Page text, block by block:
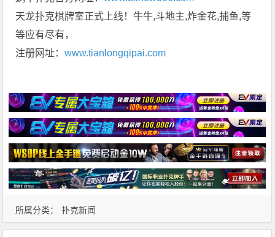
天龙扑克棋牌室正式上线！牛牛,斗地主,炸金花,捕鱼,等
等应有尽有，
注册网址：www.tianlongqipai.com
所属分类： 扑克新闻